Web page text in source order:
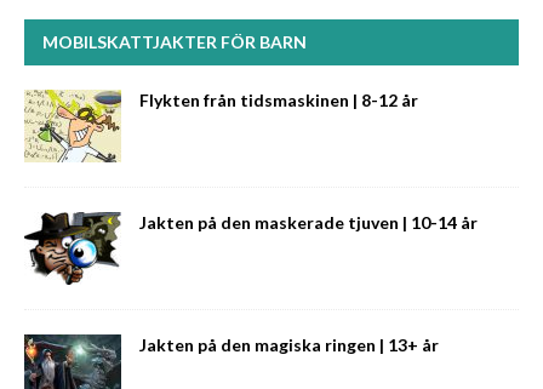
MOBILSKATTJAKTER FÖR BARN
Flykten från tidsmaskinen | 8-12 år
Jakten på den maskerade tjuven | 10-14 år
Jakten på den magiska ringen | 13+ år